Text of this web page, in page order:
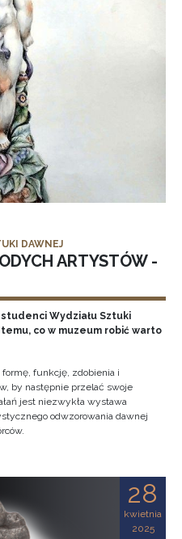
DAWNEJ
ARTYSTÓW -
Wydziału Sztuki
co w muzeum robić warto
funkcję, zdobienia i
by następnie przelać swoje
jest niezwykła wystawa
odwzorowania dawnej
28
kwietnia
2025